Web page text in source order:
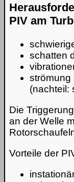
PIV am
schatten
strömung
(nachteil:
Die
an der Welle
Vorteile der